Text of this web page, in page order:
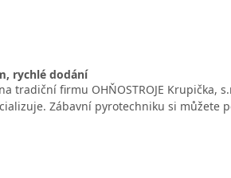
rychlé dodání
firmu OHŇOSTROJE Krupička,
Zábavní pyrotechniku si můžete